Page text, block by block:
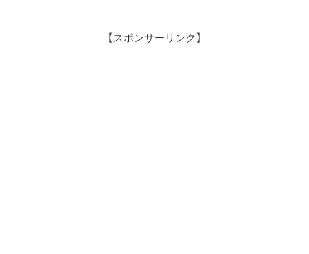
【スポンサーリンク】